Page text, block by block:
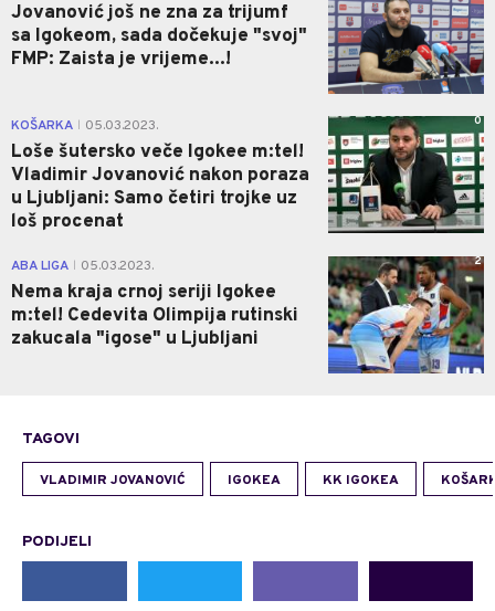
Jovanović još ne zna za trijumf
sa Igokeom, sada dočekuje "svoj"
FMP: Zaista je vrijeme...!
KOŠARKA 05.03.2023.
Loše šutersko veče Igokee m:tel!
Vladimir Jovanović nakon poraza
u Ljubljani: Samo četiri trojke uz
loš procenat
0
ABA LIGA 05.03.2023.
Nema kraja crnoj seriji Igokee
m:tel! Cedevita Olimpija rutinski
zakucala "igose" u Ljubljani
2
TAGOVI
VLADIMIR JOVANOVIĆ IGOKEA KK IGOKEA
PODIJELI